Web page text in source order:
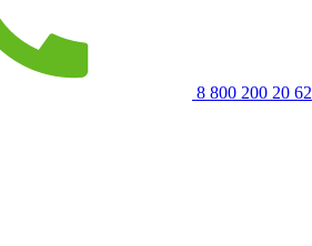
8 800 200 20 62